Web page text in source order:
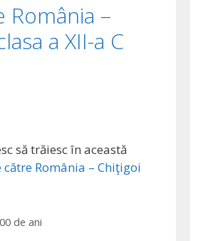
România –
a XII-a C
să trăiesc în această
către România – Chiţigoi
de ani